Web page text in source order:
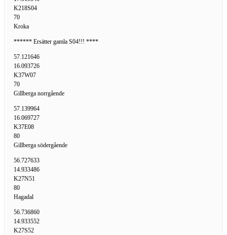
K218S04
70
Kroka
****** Ersätter gamla S04!!! ****
57.121646
16.093726
K37W07
70
Gillberga norrgående
57.139964
16.069727
K37E08
80
Gillberga södergående
56.727633
14.933486
K27N51
80
Hagadal
56.736860
14.933552
K27S52